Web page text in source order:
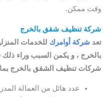
وقت ممكن.
شركة تنظيف شقق بالخرج
تعد شركة أوامرك للخدمات
بالخرج ، و يكمن السبب وراء
شركات تنظيف الشقق بالخرج بما
عدد هائل من العمالة